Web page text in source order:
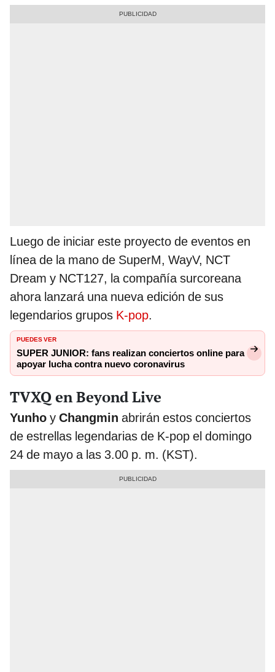
Luego de iniciar este proyecto de eventos en
línea de la mano de SuperM, WayV, NCT
Dream y NCT127, la compañía surcoreana
ahora lanzará una nueva edición de sus
legendarios grupos K-pop.
PUEDES VER
SUPER JUNIOR: fans realizan conciertos online para
apoyar lucha contra nuevo coronavirus
TVXQ en Beyond Live
Yunho y Changmin abrirán estos conciertos
de estrellas legendarias de K-pop el domingo
24 de mayo a las 3.00 p. m. (KST).